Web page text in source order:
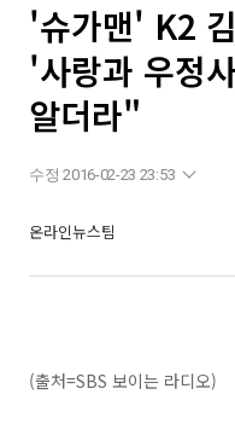
'슈가맨' K2
'사랑과 우정
알더라"
수정 2016-02-23 23:53
온라인뉴스팀
(출처=SBS 보이는 라디오)